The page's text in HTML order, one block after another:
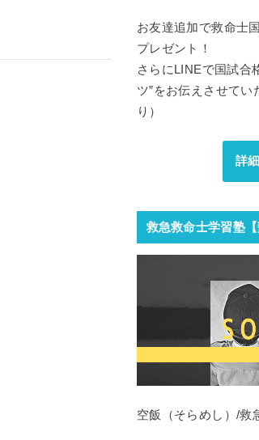
お友達追加で救命士
プレゼント！
さらにLINEで国試合
ツ”をお伝えさせて
り）
詳
救急救命士学習塾
空飯（そらめし）/救